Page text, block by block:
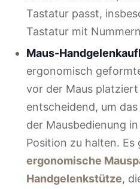
Tastatur passt,
Tastatur mit
Maus-
ergonomisch
vor der Maus
entscheidend, um
der Mausbedienung
Position zu halten. Es
ergonomische
Handgelenkstütze,